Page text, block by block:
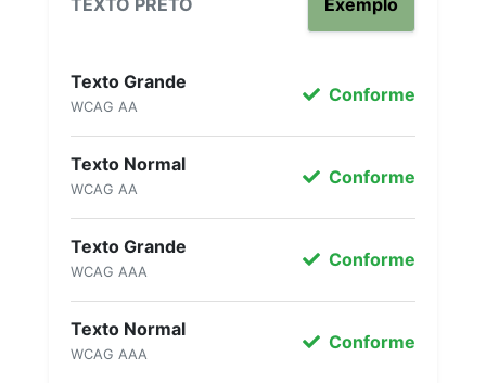
TEXTO PRETO Exemplo
Texto Grande
WCAG AA
Conforme
Texto Normal
WCAG AA
Conforme
Texto Grande
WCAG AAA
Conforme
Texto Normal
WCAG AAA
Conforme